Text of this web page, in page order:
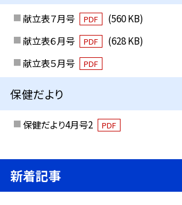
献立表７月号 PDF
(560 KB)
献立表６月号
PDF
(628 KB)
献立表５月号
PDF
保健だより
保健だより4月号2 PDF
新着記事